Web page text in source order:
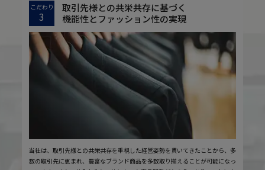
こだわり
3
取引先様との共栄共存に基づく
機能性とファッション性の実現
当社は、取引先様との共栄共存を重視した経営姿勢を貫いてきたことから、多
数の取引先に恵まれ、豊富なブランド商品を多数取り揃えることが可能になっ